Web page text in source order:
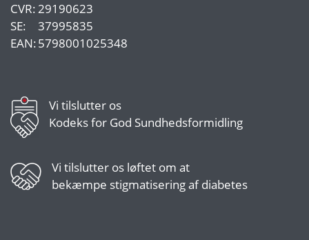
CVR:29190623
SE:
37995835
EAN:5798001025348
Vi tilslutter os
Kodeks for God Sundhedsformidling
Vi tilslutter os løftet om at
bekæmpe stigmatisering af diabetes